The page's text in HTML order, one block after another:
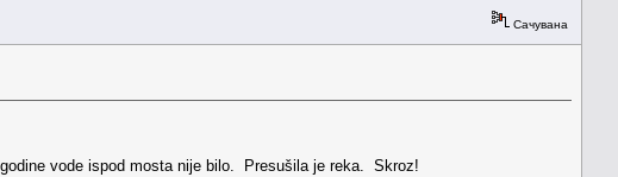
Сачувана
vode ispod mosta nije bilo. Presušila je reka. Skroz!